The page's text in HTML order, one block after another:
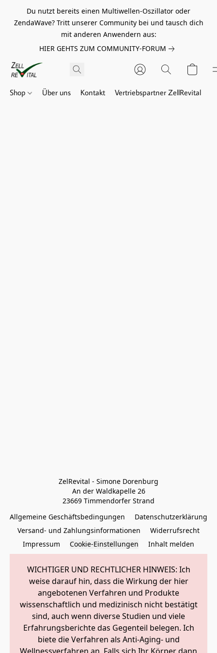
Du nutzt bereits einen Multiwellen-Oszillator oder
ZendaWave? Tritt unserer Community bei und tausch dich
mit anderen Anwendern aus:
HIER GEHTS ZUM COMMUNITY-FORUM
Shop Über uns Kontakt Vertriebspartner ZellRevital
ZelRevital - Simone Dorenburg
An der Waldkapelle 26
23669 Timmendorfer Strand
Allgemeine Geschäftsbedingungen
Datenschutzerklärung
Versand- und Zahlungsinformationen
Widerrufsrecht
Impressum
Cookie-Einstellungen Inhalt melden